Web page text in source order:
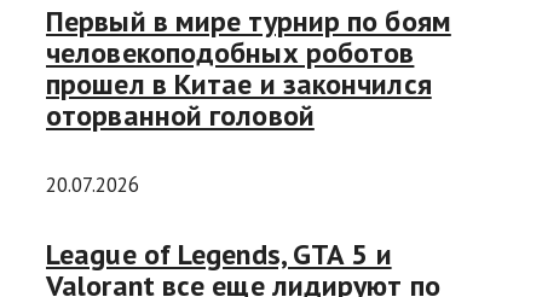
Первый в мире турнир по боям
человекоподобных роботов
прошел в Китае и закончился
оторванной головой
20.07.2026
League of Legends, GTA 5 и
Valorant все еще лидируют по